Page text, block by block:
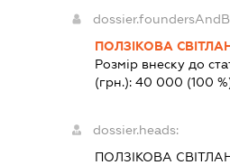
ПОЛЗІКОВА
Розмір внеску до
(грн.): 40 000 (100
dossier.heads:
ПОЛЗІКОВА